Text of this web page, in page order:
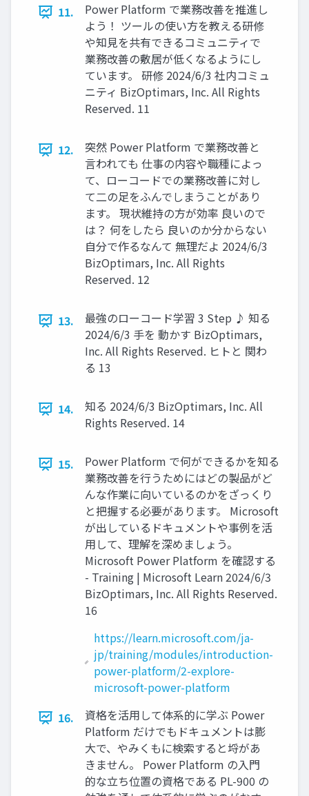
11.
Power Platform で業務改善を推進し
よう！ ツールの使い方を教える研修
や知見を共有できるコミュニティで
業務改善の敷居が低くなるようにし
ています。 研修 2024/6/3 社内コミュ
ニティ BizOptimars, Inc. All Rights
Reserved. 11
12.
突然 Power Platform で業務改善と
言われても 仕事の内容や職種によっ
て、ローコードでの業務改善に対し
て二の足をふんでしまうことがあり
ます。 現状維持の方が効率 良いので
は？ 何をしたら 良いのか分からない
自分で作るなんて 無理だよ 2024/6/3
BizOptimars, Inc. All Rights
Reserved. 12
13.
最強のローコード学習 3 Step ♪ 知る
2024/6/3 手を 動かす BizOptimars,
Inc. All Rights Reserved. ヒトと 関わ
る 13
14.
知る 2024/6/3 BizOptimars, Inc. All
Rights Reserved. 14
15.
Power Platform で何ができるかを知る
業務改善を行うためにはどの製品がど
んな作業に向いているのかをざっくり
と把握する必要があります。 Microsoft
が出しているドキュメントや事例を活
用して、理解を深めましょう。
Microsoft Power Platform を確認する
- Training | Microsoft Learn 2024/6/3
BizOptimars, Inc. All Rights Reserved.
16
https://learn.microsoft.com/ja-
jp/training/modules/introduction-
power-platform/2-explore-
microsoft-power-platform
16.
資格を活用して体系的に学ぶ Power
Platform だけでもドキュメントは膨
大で、やみくもに検索すると埒があ
きません。 Power Platform の入門
的な立ち位置の資格である PL-900 の